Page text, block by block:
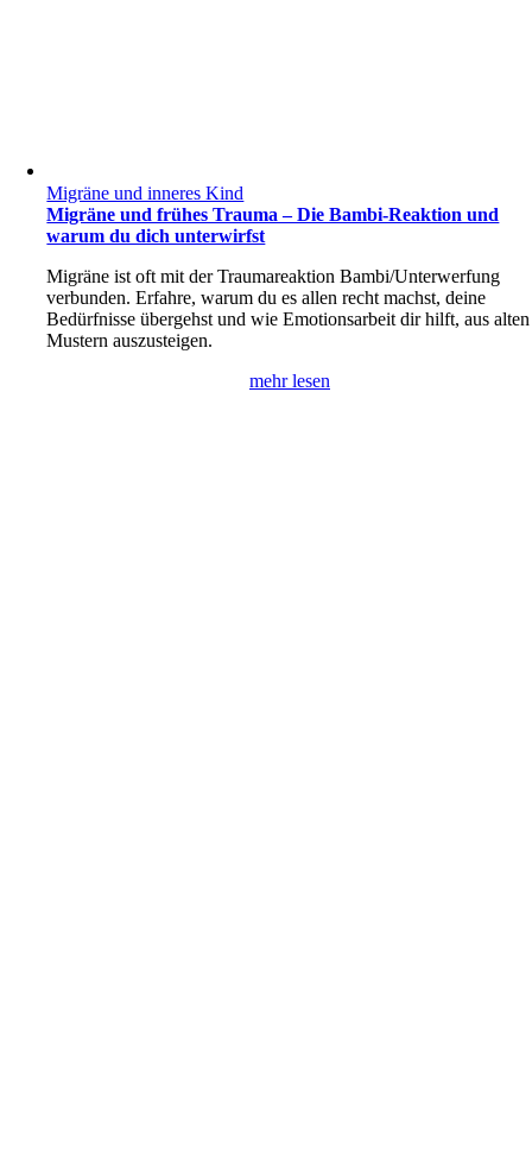
Migräne und inneres Kind
Migräne und frühes Trauma – Die Bambi-Reaktion und
warum du dich unterwirfst
Migräne ist oft mit der Traumareaktion Bambi/Unterwerfung
verbunden. Erfahre, warum du es allen recht machst, deine
Bedürfnisse übergehst und wie Emotionsarbeit dir hilft, aus alten
Mustern auszusteigen.
mehr lesen